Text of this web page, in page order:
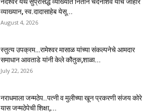
व्याख्यान, स्व.दादासाहेब येसू...
August 4, 2026
स्तुत्य उपक्रम…रामेश्वर मासाळ यांच्या संकल्पनेचे आमदार
समाधान आवताडे यांनी केले कौतुक,शाळा...
July 22, 2026
नराधमाला जन्मठेप..पत्नी व मुलीच्या खून प्रकरणी संजय कोरे
यास जन्मठेपेची शिक्षा,...